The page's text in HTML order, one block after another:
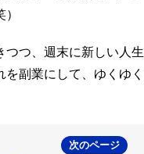
つ、週末に新しい人
副業にして、ゆくゆ
次のページ